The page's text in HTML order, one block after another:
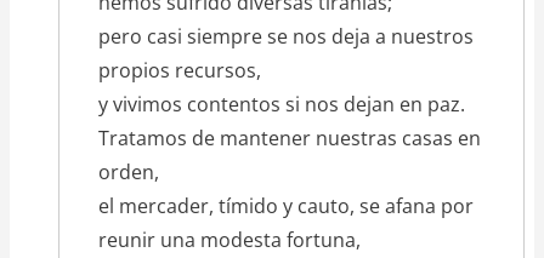
pero casi siempre se nos deja a nuestros
propios recursos,
y vivimos contentos si nos dejan en paz.
Tratamos de mantener nuestras casas en
orden,
el mercader, tímido y cauto, se afana por
reunir una modesta fortuna,